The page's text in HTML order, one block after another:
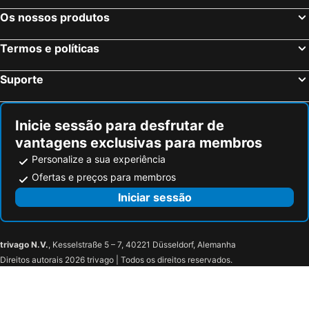
Hotel La Fontana
Hotel Bristol
B&B Piazza Goldoni
Hotel Alabarda
Hotel Continentale
Hotel Coppe Trieste - Boutique Hotel
Hotel Capitelli
Mura 5&7
Boutique Hotel Albero Nascosto
Barcolana Gold
Os nossos produtos
Termos e políticas
Suporte
Inicie sessão para desfrutar de
vantagens exclusivas para membros
Personalize a sua experiência
Ofertas e preços para membros
Iniciar sessão
trivago N.V., Kesselstraße 5 – 7, 40221 Düsseldorf, Alemanha
Direitos autorais 2026 trivago | Todos os direitos reservados.